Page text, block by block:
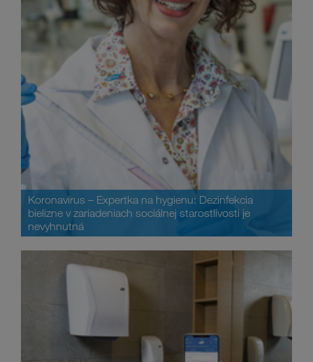
Koronavírus – Expertka na hygienu: Dezinfekcia
bielizne v zariadeniach sociálnej starostlivosti je
nevyhnutná